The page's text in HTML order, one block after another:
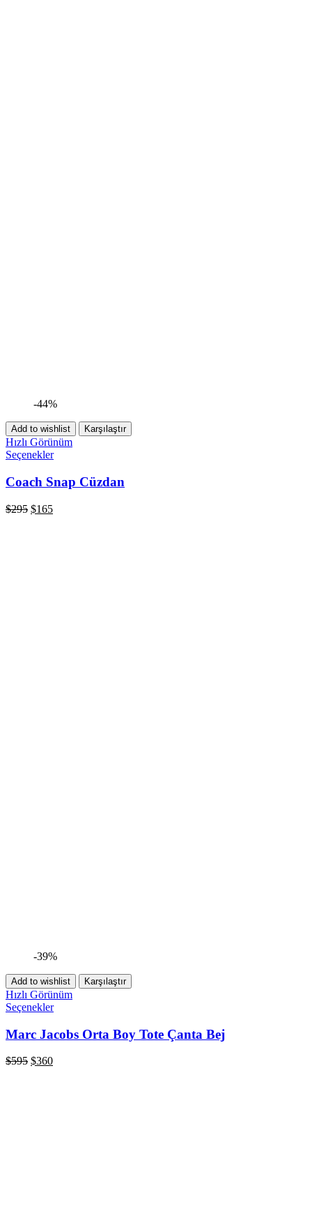
-44%
Add to wishlist Karşılaştır
Hızlı Görünüm
Seçenekler
Coach Snap Cüzdan
$295 $165
-39%
Add to wishlist Karşılaştır
Hızlı Görünüm
Seçenekler
Marc Jacobs Orta Boy Tote Çanta Bej
$595 $360